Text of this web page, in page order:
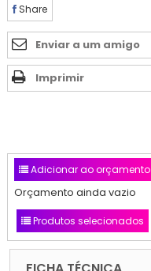
Share
Enviar a um amigo
Imprimir
Adicionar ao orçamento
Orçamento ainda vazio
Produtos selecionados